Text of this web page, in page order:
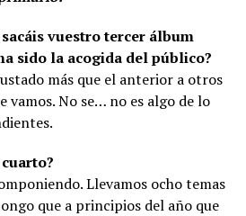
vuestro tercer álbum
sido la acogida del público?
más que el anterior a otros
vamos. No se… no es algo de lo
Llevamos ocho temas
que a principios del año que